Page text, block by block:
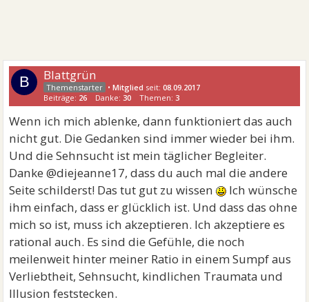
B Blattgrün
•Mitglied seit:08.09.2017
Beiträge: 26 Danke:30 Themen:3
Wenn ich mich ablenke, dann funktioniert das auch
nicht gut. Die Gedanken sind immer wieder bei ihm.
Und die Sehnsucht ist mein täglicher Begleiter.
Danke @diejeanne17, dass du auch mal die andere
Seite schilderst! Das tut gut zu wissen
Ich wünsche
ihm einfach, dass er glücklich ist. Und dass das ohne
mich so ist, muss ich akzeptieren. Ich akzeptiere es
rational auch. Es sind die Gefühle, die noch
meilenweit hinter meiner Ratio in einem Sumpf aus
Verliebtheit, Sehnsucht, kindlichen Traumata und
Illusion feststecken.